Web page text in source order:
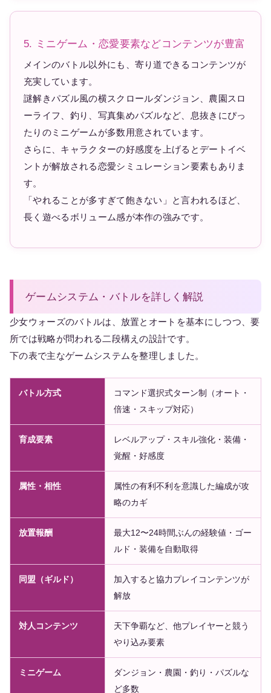
5. ミニゲーム・恋愛要素などコンテンツが豊富
メインのバトル以外にも、寄り道できるコンテンツが
充実しています。
謎解きパズル風の横スクロールダンジョン、農園スロ
ーライフ、釣り、写真集めパズルなど、息抜きにぴっ
たりのミニゲームが多数用意されています。
さらに、キャラクターの好感度を上げるとデートイベ
ントが解放される恋愛シミュレーション要素もありま
す。
「やれることが多すぎて飽きない」と言われるほど、
長く遊べるボリューム感が本作の強みです。
ゲームシステム・バトルを詳しく解説
少女ウォーズのバトルは、放置とオートを基本にしつつ、要
所では戦略が問われる二段構えの設計です。
下の表で主なゲームシステムを整理しました。
バトル方式
コマンド選択式ターン制（オート・
倍速・スキップ対応）
育成要素
レベルアップ・スキル強化・装備・
覚醒・好感度
属性・相性
属性の有利不利を意識した編成が攻
略のカギ
放置報酬
最大12〜24時間ぶんの経験値・ゴー
ルド・装備を自動取得
同盟（ギルド）
加入すると協力プレイコンテンツが
解放
対人コンテンツ
天下争覇など、他プレイヤーと競う
やり込み要素
ミニゲーム
ダンジョン・農園・釣り・パズルな
ど多数